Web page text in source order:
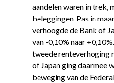
aandelen waren in trek,
beleggingen. Pas in
verhoogde de Bank of
van -0,10% naar
tweede renteverhoging
of Japan ging daarmee
beweging van de